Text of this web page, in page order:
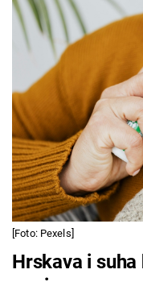
[Foto: Pexels]
Hrskava i